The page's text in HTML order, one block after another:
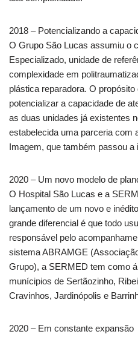
2018 – Potencializando a
O Grupo São Lucas assumiu o
Especializado, unidade de
complexidade em
plástica reparadora. O
potencializar a capacidade de
as duas unidades já existentes
estabelecida uma parceria com
Imagem, que também passou
2020 – Um novo modelo de
O Hospital São Lucas e a
lançamento de um novo e
grande diferencial é que todo
responsável pelo
sistema ABRAMGE
Grupo), a SERMED tem como
munícipios de Sertãozinho,
Cravinhos, Jardinópolis e
2020 – Em constante expansão